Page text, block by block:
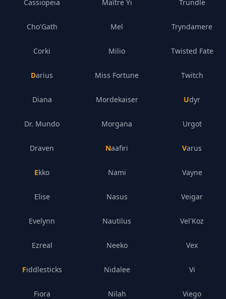
Cassiopeia
Cho'Gath
Corki
Darius
Diana
Dr. Mundo
Draven
Ekko
Elise
Evelynn
Ezreal
Fiddlesticks
Fiora
Maître Yi
Mel
Milio
Miss Fortune
Mordekaiser
Morgana
Naafiri
Nami
Nasus
Nautilus
Neeko
Nidalee
Nilah
Trundle
Tryndamere
Twisted Fate
Twitch
Udyr
Urgot
Varus
Vayne
Veigar
Vel'Koz
Vex
Vi
Viego